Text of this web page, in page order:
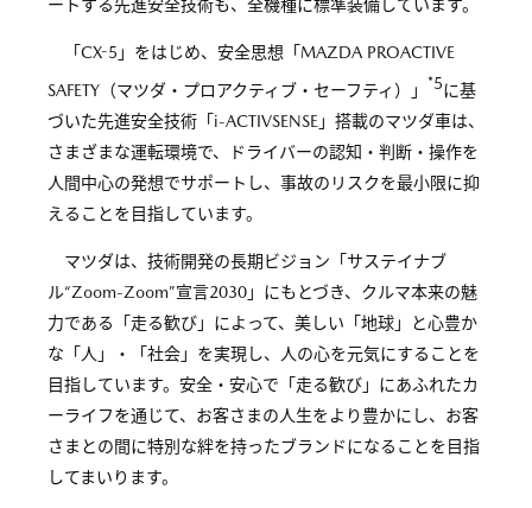
ートする先進安全技術も、全機種に標準装備しています。
「CX-5」をはじめ、安全思想「MAZDA PROACTIVE
SAFETY（マツダ・プロアクティブ・セーフティ）」 *5に基
づいた先進安全技術「i-ACTIVSENSE」搭載のマツダ車は、
さまざまな運転環境で、ドライバーの認知・判断・操作を
人間中心の発想でサポートし、事故のリスクを最小限に抑
えることを目指しています。
マツダは、技術開発の長期ビジョン「サステイナブ
ル“Zoom-Zoom”宣言2030」にもとづき、クルマ本来の魅
力である「走る歓び」によって、美しい「地球」と心豊か
な「人」・「社会」を実現し、人の心を元気にすることを
目指しています。安全・安心で「走る歓び」にあふれたカ
ーライフを通じて、お客さまの人生をより豊かにし、お客
さまとの間に特別な絆を持ったブランドになることを目指
してまいります。